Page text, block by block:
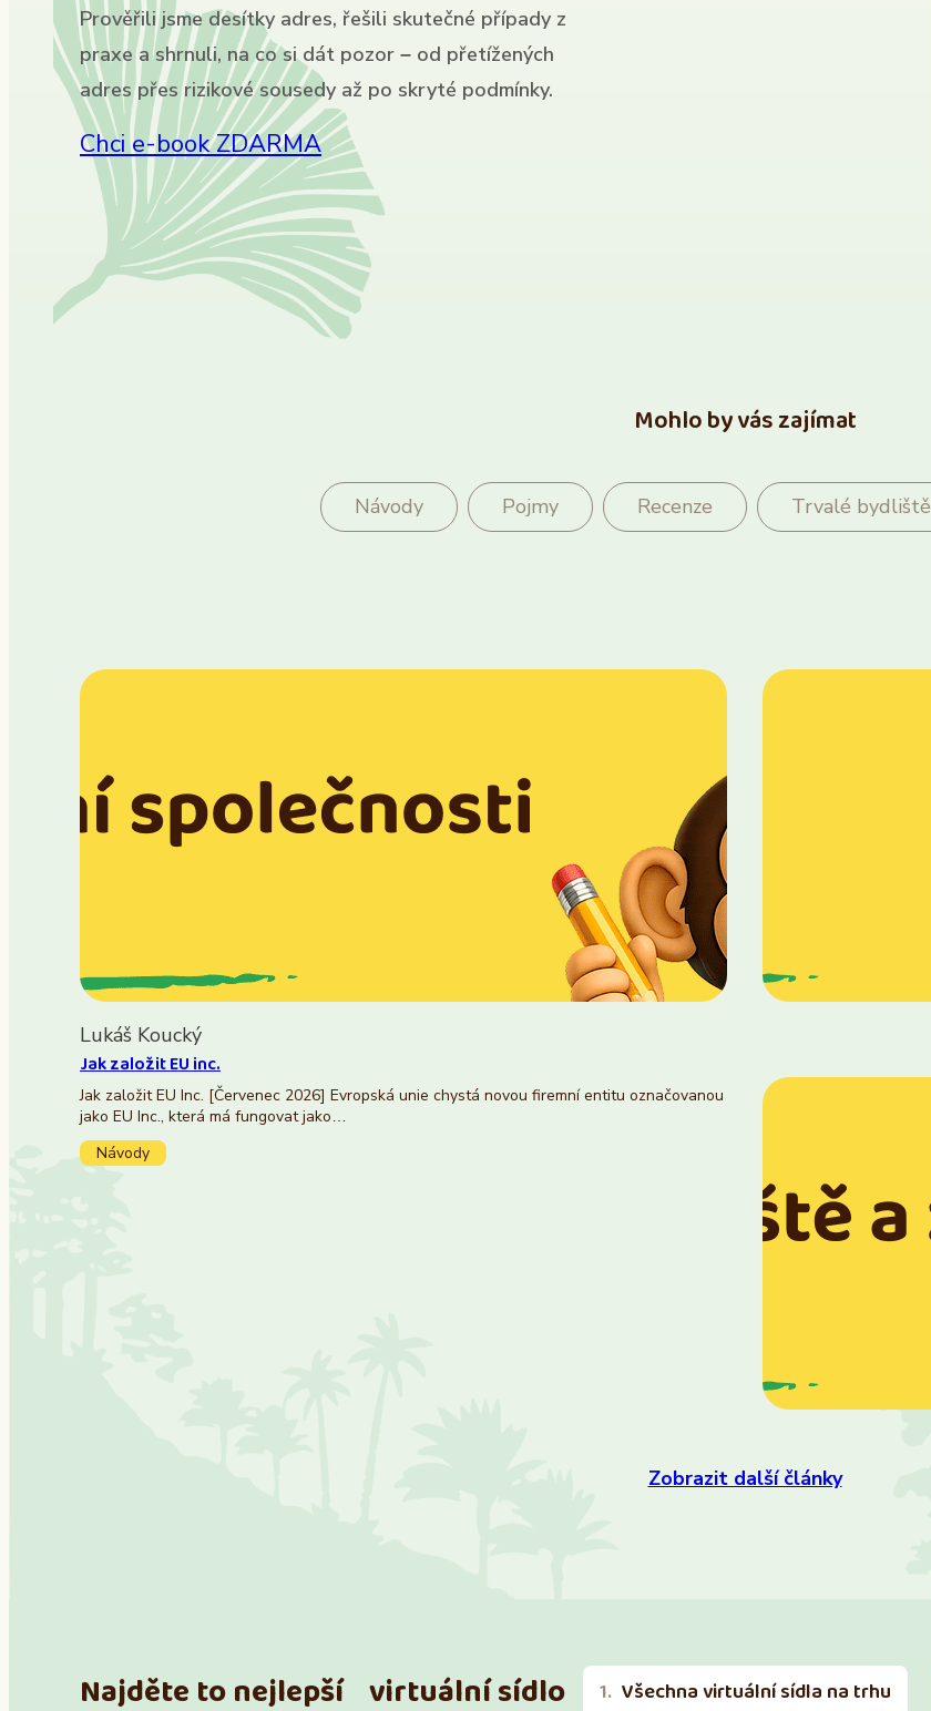
Prověřili jsme desítky adres, řešili skutečné případy z
praxe a shrnuli, na co si dát pozor – od přetížených
adres přes rizikové sousedy až po skryté podmínky.
Chci e-book ZDARMA
Mohlo by vás zajímat
Návody Pojmy Recenze Trvalé bydliště
Lukáš Koucký
Jak založit EU inc.
Jak založit EU Inc. [Červenec 2026] Evropská unie chystá novou firemní entitu označovanou
jako EU Inc., která má fungovat jako…
Návody
Zobrazit další články
Najděte to nejlepší virtuální sídlo Všechna virtuální sídla na trhu